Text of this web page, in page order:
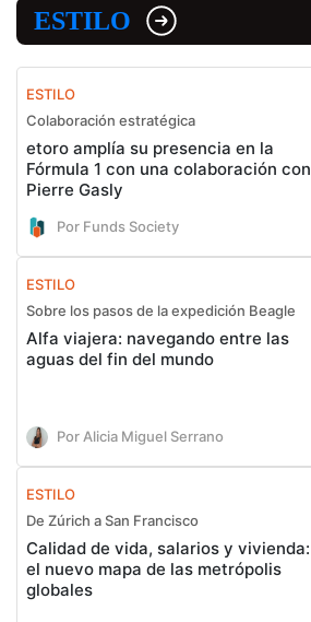
ESTILO
ESTILO
Colaboración estratégica
etoro amplía su presencia en la
Fórmula 1 con una colaboración con
Pierre Gasly
Por Funds Society
ESTILO
Sobre los pasos de la expedición Beagle
Alfa viajera: navegando entre las
aguas del fin del mundo
Por Alicia Miguel Serrano
ESTILO
De Zúrich a San Francisco
Calidad de vida, salarios y vivienda:
el nuevo mapa de las metrópolis
globales